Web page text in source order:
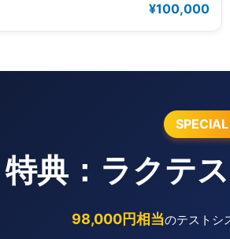
¥100,000
特典：ラクテ
98,000円相当のテストシ